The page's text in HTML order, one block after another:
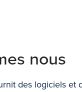
nous
des logiciels et